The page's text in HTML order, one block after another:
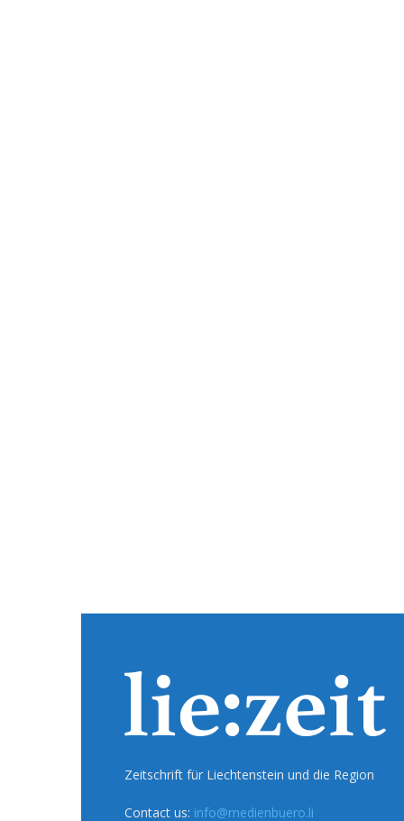
Zeitschrift für Liechtenstein und die Region
Contact us: info@medienbuero.li